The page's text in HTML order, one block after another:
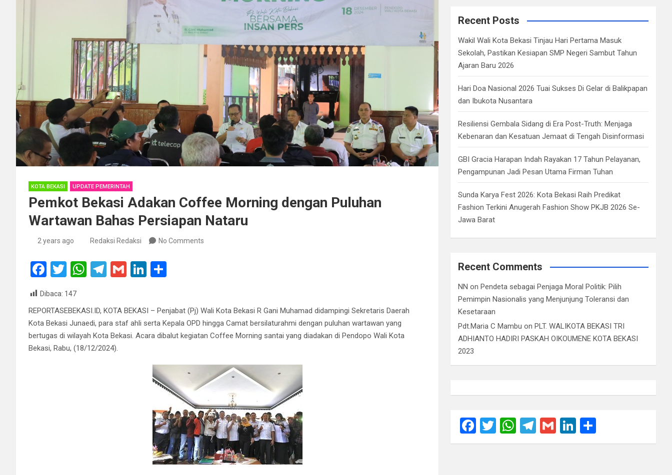
KOTA BEKASI UPDATE PEMERINTAH
Pemkot Bekasi Adakan Coffee Morning dengan Puluhan
Wartawan Bahas Persiapan Nataru
2 years ago Redaksi Redaksi No Comments
F
ce
b
o
o
T
tt
er
W
s
A
p
T
gr
a
m
G
Li
dI
n
e
Dibaca: 147
REPORTASEBEKASI.ID, KOTA BEKASI – Penjabat (Pj) Wali Kota Bekasi R Gani Muhamad didampingi Sekretaris Daerah
Kota Bekasi Junaedi, para staf ahli serta Kepala OPD hingga Camat bersilaturahmi dengan puluhan wartawan yang
bertugas di wilayah Kota Bekasi. Acara dibalut kegiatan Coffee Morning santai yang diadakan di Pendopo Wali Kota
Bekasi, Rabu, (18/12/2024).
c
Recent Posts
Wakil Wali Kota Bekasi Tinjau Hari Pertama Masuk
Sekolah, Pastikan Kesiapan SMP Negeri Sambut Tahun
Ajaran Baru 2026
Hari Doa Nasional 2026 Tuai Sukses Di Gelar di Balikpapan
dan Ibukota Nusantara
Resiliensi Gembala Sidang di Era Post-Truth: Menjaga
Kebenaran dan Kesatuan Jemaat di Tengah Disinformasi
GBI Gracia Harapan Indah Rayakan 17 Tahun Pelayanan,
Pengampunan Jadi Pesan Utama Firman Tuhan
Sunda Karya Fest 2026: Kota Bekasi Raih Predikat
Fashion Terkini Anugerah Fashion Show PKJB 2026 Se-
Jawa Barat
Recent Comments
NN onPendeta sebagai Penjaga Moral Politik: Pilih
Pemimpin Nasionalis yang Menjunjung Toleransi dan
Kesetaraan
Pdt.Maria C Mambu onPLT. WALIKOTA BEKASI TRI
ADHIANTO HADIRI PASKAH OIKOUMENE KOTA BEKASI
2023
F
a
T
wi
W
h
T
el
G
m
Li
n
h